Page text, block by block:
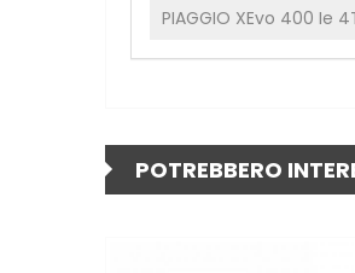
PIAGGIO XEvo 400 Ie
POTREBBERO